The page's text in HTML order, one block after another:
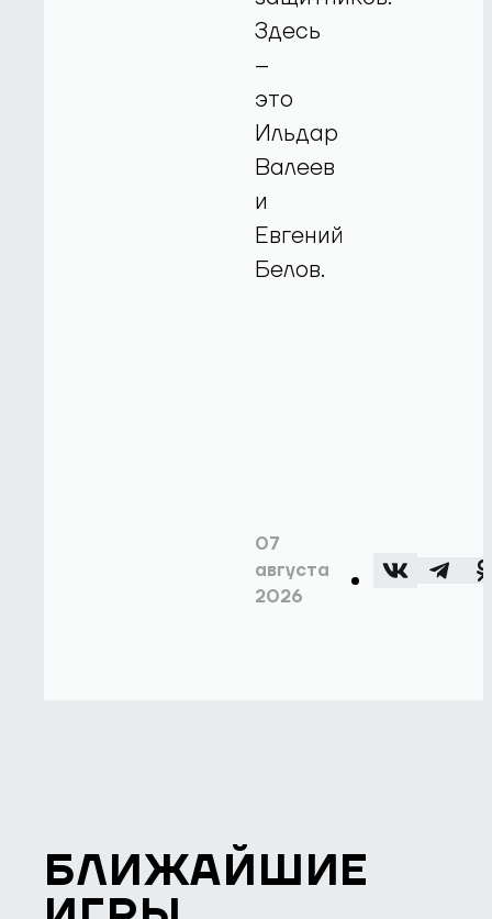
Здесь
–
это
Ильдар
Валеев
и
Евгений
Белов.
07
августа
2026
БЛИЖАЙШИЕ